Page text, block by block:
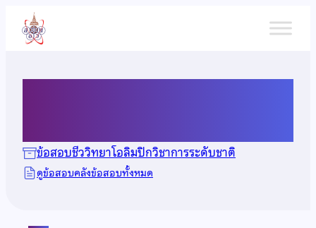
เนื้อหา
ข้อสอบชีววิทยาโอลิมปิกวิชาการระดับชาติ
ดูข้อสอบคลังข้อสอบทั้งหมด